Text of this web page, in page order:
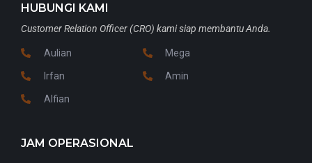
HUBUNGI KAMI
Customer Relation Officer (CRO) kami siap membantu Anda.
Aulian
Irfan
Alfian
Mega
Amin
JAM OPERASIONAL